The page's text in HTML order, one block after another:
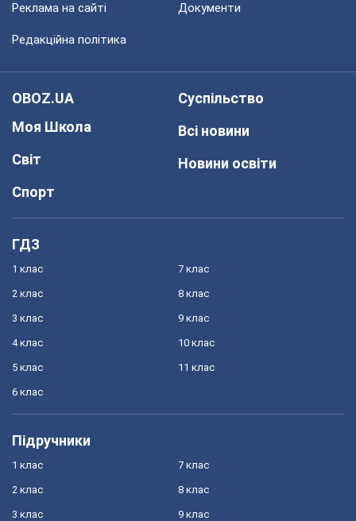
Реклама на сайті Документи
Редакційна політика
OBOZ.UA
Моя Школа
Світ
Спорт
Суспільство
Всі новини
Новини освіти
ГДЗ
1 клас
2 клас
3 клас
4 клас
5 клас
6 клас
7 клас
8 клас
9 клас
10 клас
11 клас
Підручники
1 клас
2 клас
3 клас
7 клас
8 клас
9 клас